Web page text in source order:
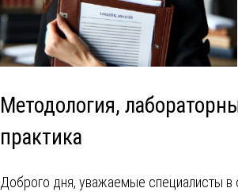
Методология,
практика
Доброго дня, уважаемые специалисты в